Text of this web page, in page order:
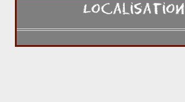
Localisation